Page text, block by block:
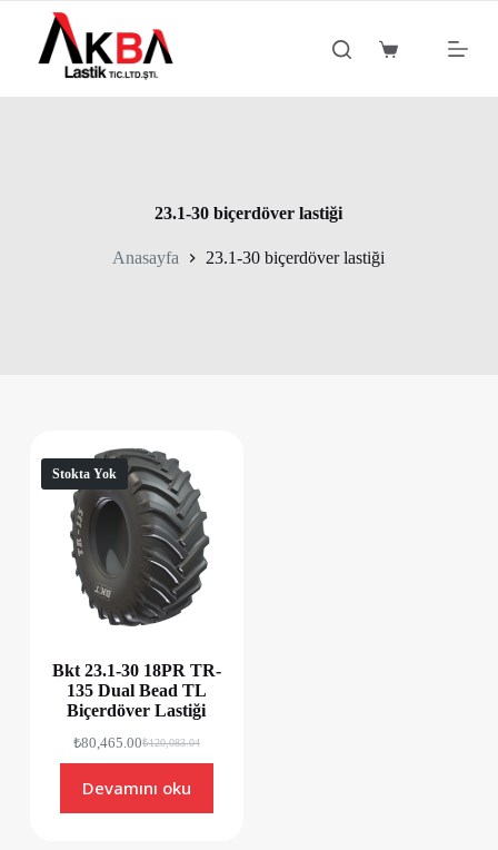
Shopping
23.1-30 biçerdöver lastiği
Anasayfa 23.1-30 biçerdöver lastiği
Stokta Yok
Bkt 23.1-30 18PR TR-
135 Dual Bead TL
Biçerdöver Lastiği
₺120,083.04
₺80,465.00
Devamını oku